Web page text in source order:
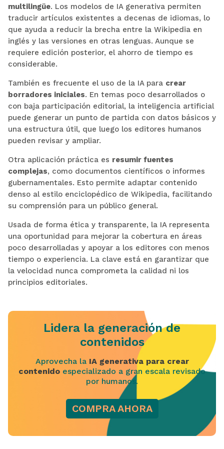
multilingüe. Los modelos de IA generativa permiten
traducir artículos existentes a decenas de idiomas, lo
que ayuda a reducir la brecha entre la Wikipedia en
inglés y las versiones en otras lenguas. Aunque se
requiere edición posterior, el ahorro de tiempo es
considerable.
También es frecuente el uso de la IA para crear
borradores iniciales. En temas poco desarrollados o
con baja participación editorial, la inteligencia artificial
puede generar un punto de partida con datos básicos y
una estructura útil, que luego los editores humanos
pueden revisar y ampliar.
Otra aplicación práctica es resumir fuentes
complejas, como documentos científicos o informes
gubernamentales. Esto permite adaptar contenido
denso al estilo enciclopédico de Wikipedia, facilitando
su comprensión para un público general.
Usada de forma ética y transparente, la IA representa
una oportunidad para mejorar la cobertura en áreas
poco desarrolladas y apoyar a los editores con menos
tiempo o experiencia. La clave está en garantizar que
la velocidad nunca comprometa la calidad ni los
principios editoriales.
Lidera la generación de
contenidos
Aprovecha la IA generativa para crear
contenido especializado a gran escala revisado
por humanos.
COMPRA AHORA